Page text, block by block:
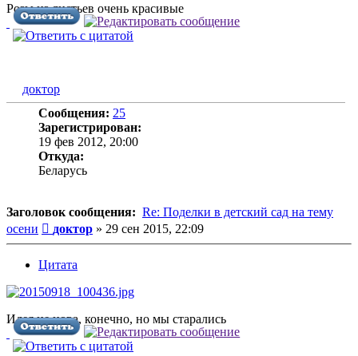
Розы из листьев очень красивые
доктор
Сообщения: 25
Зарегистрирован:
19 фев 2012, 20:00
Откуда:
Беларусь
Заголовок сообщения: Re: Поделки в детский сад на тему
осени
Сообщение
доктор » 29 сен 2015, 22:09
Цитата
Идея не нова, конечно, но мы старались